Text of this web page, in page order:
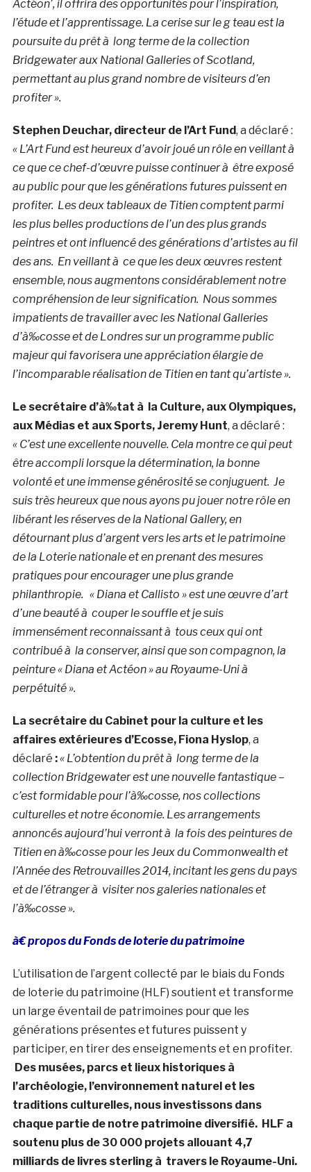
Actéon’, il offrira des opportunités pour l’inspiration,
l’étude et l’apprentissage. La cerise sur le g teau est la
poursuite du prêt à long terme de la collection
Bridgewater aux National Galleries of Scotland,
permettant au plus grand nombre de visiteurs d’en
profiter ».
Stephen Deuchar, directeur de l’Art Fund, a déclaré :
« L’Art Fund est heureux d’avoir joué un rôle en veillant à
ce que ce chef-d’œuvre puisse continuer à être exposé
au public pour que les générations futures puissent en
profiter. Les deux tableaux de Titien comptent parmi
les plus belles productions de l’un des plus grands
peintres et ont influencé des générations d’artistes au fil
des ans. En veillant à ce que les deux œuvres restent
ensemble, nous augmentons considérablement notre
compréhension de leur signification. Nous sommes
impatients de travailler avec les National Galleries
d’à‰cosse et de Londres sur un programme public
majeur qui favorisera une appréciation élargie de
l’incomparable réalisation de Titien en tant qu’artiste ».
Le secrétaire d’à‰tat à la Culture, aux Olympiques,
aux Médias et aux Sports, Jeremy Hunt, a déclaré :
« C’est une excellente nouvelle. Cela montre ce qui peut
être accompli lorsque la détermination, la bonne
volonté et une immense générosité se conjuguent. Je
suis très heureux que nous ayons pu jouer notre rôle en
libérant les réserves de la National Gallery, en
détournant plus d’argent vers les arts et le patrimoine
de la Loterie nationale et en prenant des mesures
pratiques pour encourager une plus grande
philanthropie. « Diana et Callisto » est une œuvre d’art
d’une beauté à couper le souffle et je suis
immensément reconnaissant à tous ceux qui ont
contribué à la conserver, ainsi que son compagnon, la
peinture « Diana et Actéon » au Royaume-Uni à
perpétuité ».
La secrétaire du Cabinet pour la culture et les
affaires extérieures d’Ecosse, Fiona Hyslop, a
déclaré :« L’obtention du prêt à long terme de la
collection Bridgewater est une nouvelle fantastique –
c’est formidable pour l’à‰cosse, nos collections
culturelles et notre économie. Les arrangements
annoncés aujourd’hui verront à la fois des peintures de
Titien en à‰cosse pour les Jeux du Commonwealth et
l’Année des Retrouvailles 2014, incitant les gens du pays
et de l’étranger à visiter nos galeries nationales et
l’à‰cosse ».
à€ propos du Fonds de loterie du patrimoine
L’utilisation de l’argent collecté par le biais du Fonds
de loterie du patrimoine (HLF) soutient et transforme
un large éventail de patrimoines pour que les
générations présentes et futures puissent y
participer, en tirer des enseignements et en profiter.
Des musées, parcs et lieux historiques à
l’archéologie, l’environnement naturel et les
traditions culturelles, nous investissons dans
chaque partie de notre patrimoine diversifié. HLF a
soutenu plus de 30 000 projets allouant 4,7
milliards de livres sterling à travers le Royaume-Uni.